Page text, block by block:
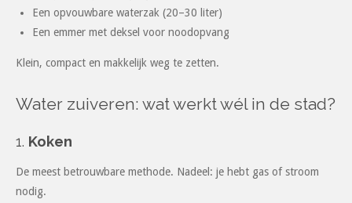
Een opvouwbare waterzak (20–30 liter)
Een emmer met deksel voor noodopvang
Klein, compact en makkelijk weg te zetten.
Water zuiveren: wat werkt wél in de stad?
1. Koken
De meest betrouwbare methode. Nadeel: je hebt gas of stroom
nodig.